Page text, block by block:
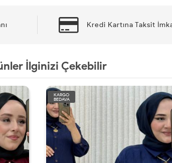
Kredi Kartına Taksit
İlginizi Çekebilir
KARGO
BEDAVA